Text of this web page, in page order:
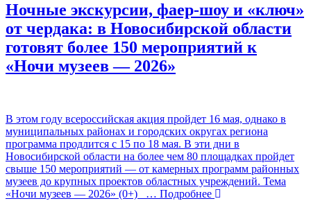
Ночные экскурсии, фаер-шоу и «ключ»
от чердака: в Новосибирской области
готовят более 150 мероприятий к
«Ночи музеев — 2026»
В этом году всероссийская акция пройдет 16 мая, однако в
муниципальных районах и городских округах региона
программа продлится с 15 по 18 мая. В эти дни в
Новосибирской области на более чем 80 площадках пройдет
свыше 150 мероприятий — от камерных программ районных
музеев до крупных проектов областных учреждений. Тема
«Ночи музеев — 2026» (0+)
… Подробнее